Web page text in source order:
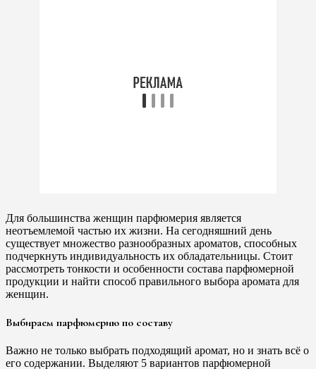
Для большинства женщин парфюмерия является
неотъемлемой частью их жизни. На сегодняшний день
существует множество разнообразных ароматов, способных
подчеркнуть индивидуальность их обладательницы. Стоит
рассмотреть тонкости и особенности состава парфюмерной
продукции и найти способ правильного выбора аромата для
женщин.
Выбираем парфюмерию по составу
Важно не только выбрать подходящий аромат, но и знать всё о
его содержании. Выделяют 5 вариантов парфюмерной